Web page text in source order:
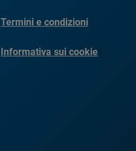
Termini e condizioni
Informativa sui cookie